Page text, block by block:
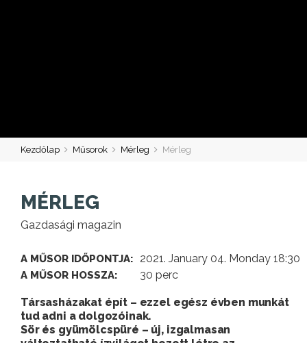
Kezdőlap Műsorok Mérleg Mérleg
MÉRLEG
Gazdasági magazin
A MŰSOR IDŐPONTJA: 2021. January 04. Monday 18:30
A MŰSOR HOSSZA: 30 perc
Társasházakat épít – ezzel egész évben munkát
tud adni a dolgozóinak.
Sör és gyümölcspüré – új, izgalmasan